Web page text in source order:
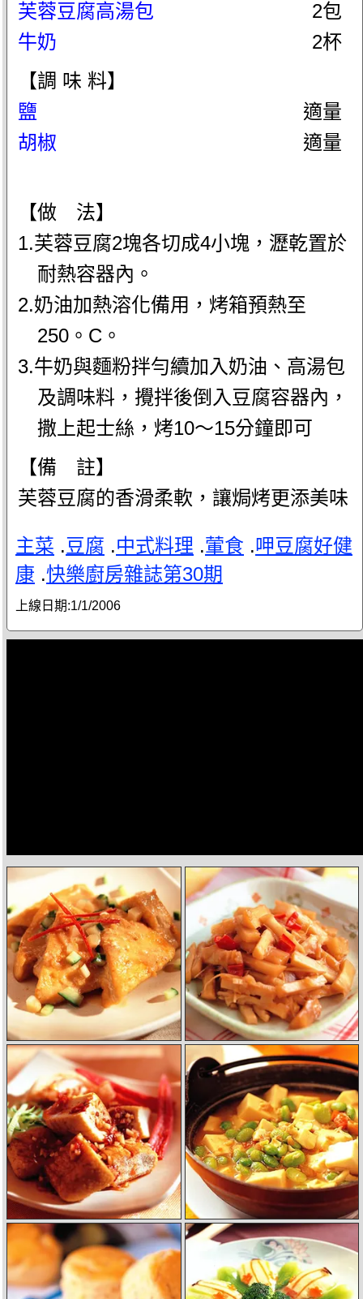
芙蓉豆腐高湯包
2包
牛奶
2杯
【調 味 料】
鹽
適量
胡椒
適量
【做 法】
1.芙蓉豆腐2塊各切成4小塊，瀝乾置於
耐熱容器內。
2.奶油加熱溶化備用，烤箱預熱至
250。C。
3.牛奶與麵粉拌勻續加入奶油、高湯包
及調味料，攪拌後倒入豆腐容器內，
撒上起士絲，烤10～15分鐘即可
【備 註】
芙蓉豆腐的香滑柔軟，讓焗烤更添美味
主菜 .豆腐 .中式料理 .葷食 .呷豆腐好健
康 .快樂廚房雜誌第30期
上線日期:1/1/2006